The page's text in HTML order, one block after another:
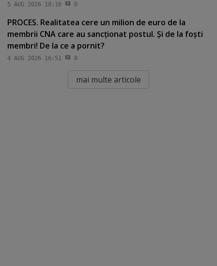
5 AUG 2026 18:16 0
PROCES. Realitatea cere un milion de euro de la
membrii CNA care au sancţionat postul. Şi de la foşti
membri! De la ce a pornit?
4 AUG 2026 16:51 0
mai multe articole